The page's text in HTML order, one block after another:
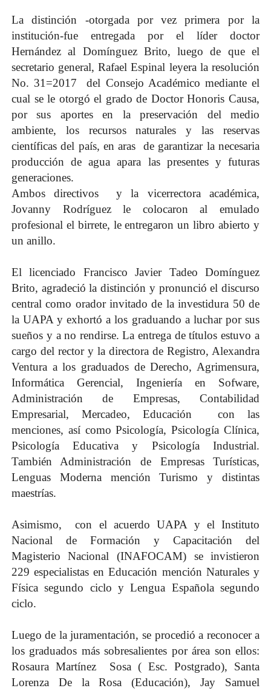
La distinción -otorgada por vez primera por la
institución-fue entregada por el líder doctor
Hernández al Domínguez Brito, luego de que el
secretario general, Rafael Espinal leyera la resolución
No. 31=2017 del Consejo Académico mediante el
cual se le otorgó el grado de Doctor Honoris Causa,
por sus aportes en la preservación del medio
ambiente, los recursos naturales y las reservas
científicas del país, en aras de garantizar la necesaria
producción de agua apara las presentes y futuras
generaciones.
Ambos directivos y la vicerrectora académica,
Jovanny Rodríguez le colocaron al emulado
profesional el birrete, le entregaron un libro abierto y
un anillo.
El licenciado Francisco Javier Tadeo Domínguez
Brito, agradeció la distinción y pronunció el discurso
central como orador invitado de la investidura 50 de
la UAPA y exhortó a los graduando a luchar por sus
sueños y a no rendirse. La entrega de títulos estuvo a
cargo del rector y la directora de Registro, Alexandra
Ventura a los graduados de Derecho, Agrimensura,
Informática Gerencial, Ingeniería en Sofware,
Administración de Empresas, Contabilidad
Empresarial, Mercadeo, Educación con las
menciones, así como Psicología, Psicología Clínica,
Psicología Educativa y Psicología Industrial.
También Administración de Empresas Turísticas,
Lenguas Moderna mención Turismo y distintas
maestrías.
Asimismo, con el acuerdo UAPA y el Instituto
Nacional de Formación y Capacitación del
Magisterio Nacional (INAFOCAM) se invistieron
229 especialistas en Educación mención Naturales y
Física segundo ciclo y Lengua Española segundo
ciclo.
Luego de la juramentación, se procedió a reconocer a
los graduados más sobresalientes por área son ellos:
Rosaura Martínez Sosa ( Esc. Postgrado), Santa
Lorenza De la Rosa (Educación), Jay Samuel